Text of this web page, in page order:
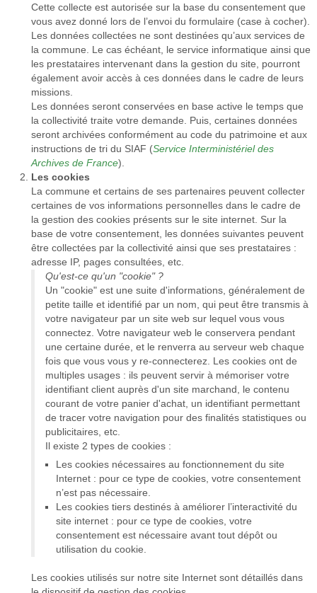
Cette collecte est autorisée sur la base du consentement que
vous avez donné lors de l’envoi du formulaire (case à cocher).
Les données collectées ne sont destinées qu’aux services de
la commune. Le cas échéant, le service informatique ainsi que
les prestataires intervenant dans la gestion du site, pourront
également avoir accès à ces données dans le cadre de leurs
missions.
Les données seront conservées en base active le temps que
la collectivité traite votre demande. Puis, certaines données
seront archivées conformément au code du patrimoine et aux
instructions de tri du SIAF (Service Interministériel des
Archives de France).
Les cookies
La commune et certains de ses partenaires peuvent collecter
certaines de vos informations personnelles dans le cadre de
la gestion des cookies présents sur le site internet. Sur la
base de votre consentement, les données suivantes peuvent
être collectées par la collectivité ainsi que ses prestataires :
adresse IP, pages consultées, etc.
Qu'est-ce qu'un "cookie" ?
Un "cookie" est une suite d'informations, généralement de
petite taille et identifié par un nom, qui peut être transmis à
votre navigateur par un site web sur lequel vous vous
connectez. Votre navigateur web le conservera pendant
une certaine durée, et le renverra au serveur web chaque
fois que vous vous y re-connecterez. Les cookies ont de
multiples usages : ils peuvent servir à mémoriser votre
identifiant client auprès d'un site marchand, le contenu
courant de votre panier d'achat, un identifiant permettant
de tracer votre navigation pour des finalités statistiques ou
publicitaires, etc.
Il existe 2 types de cookies :
Les cookies nécessaires au fonctionnement du site
Internet : pour ce type de cookies, votre consentement
n’est pas nécessaire.
Les cookies tiers destinés à améliorer l’interactivité du
site internet : pour ce type de cookies, votre
consentement est nécessaire avant tout dépôt ou
utilisation du cookie.
Les cookies utilisés sur notre site Internet sont détaillés dans